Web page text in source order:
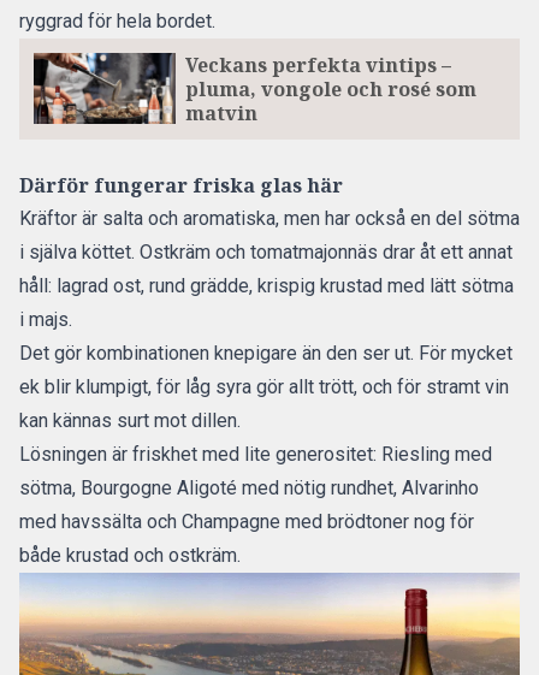
ryggrad för hela bordet.
Veckans perfekta vintips –
pluma, vongole och rosé som
matvin
Därför fungerar friska glas här
Kräftor är salta och aromatiska, men har också en del sötma
i själva köttet. Ostkräm och tomatmajonnäs drar åt ett annat
håll: lagrad ost, rund grädde, krispig krustad med lätt sötma
i majs.
Det gör kombinationen knepigare än den ser ut. För mycket
ek blir klumpigt, för låg syra gör allt trött, och för stramt vin
kan kännas surt mot dillen.
Lösningen är friskhet med lite generositet: Riesling med
sötma, Bourgogne Aligoté med nötig rundhet, Alvarinho
med havssälta och Champagne med brödtoner nog för
både krustad och ostkräm.